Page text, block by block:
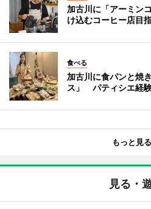
加古川に「アーミン
け込むコーヒー店目
食べる
加古川に食パンと焼
ス」 パティシエ経
もっと見る
見る・